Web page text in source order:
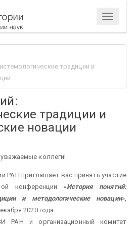
Меню
традиции и
традиции и
новации
коллеги!
РАН приглашает вас принять участие
конференции «История понятий:
и методологические новации»,
2020 года.
РАН и организационный комитет